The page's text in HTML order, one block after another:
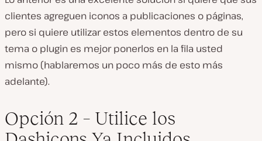
clientes agreguen iconos a publicaciones o páginas,
pero si quiere utilizar estos elementos dentro de su
tema o plugin es mejor ponerlos en la fila usted
mismo (hablaremos un poco más de esto más
adelante).
Opción 2 – Utilice los